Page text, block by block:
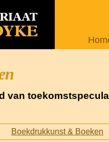
van
Boekdrukkunst & Boeken